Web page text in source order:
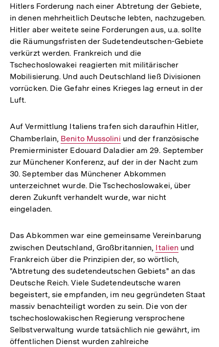
Hitlers Forderung nach einer Abtretung der Gebiete,
in denen mehrheitlich Deutsche lebten, nachzugeben.
Hitler aber weitete seine Forderungen aus, u.a. sollte
die Räumungsfristen der Sudetendeutschen-Gebiete
verkürzt werden. Frankreich und die
Tschechoslowakei reagierten mit militärischer
Mobilisierung. Und auch Deutschland ließ Divisionen
vorrücken. Die Gefahr eines Krieges lag erneut in der
Luft.
Auf Vermittlung Italiens trafen sich daraufhin Hitler,
Chamberlain, Interner
Link:
Benito Mussolini und der französische
Premierminister Edouard Daladier am 29. September
zur Münchener Konferenz, auf der in der Nacht zum
30. September das Münchener Abkommen
unterzeichnet wurde. Die Tschechoslowakei, über
deren Zukunft verhandelt wurde, war nicht
eingeladen.
Das Abkommen war eine gemeinsame Vereinbarung
zwischen Deutschland, Großbritannien, Interner
Link:
Italien und
Frankreich über die Prinzipien der, so wörtlich,
"Abtretung des sudetendeutschen Gebiets" an das
Deutsche Reich. Viele Sudetendeutsche waren
begeistert, sie empfanden, im neu gegründeten Staat
massiv benachteiligt worden zu sein. Die von der
tschechoslowakischen Regierung versprochene
Selbstverwaltung wurde tatsächlich nie gewährt, im
öffentlichen Dienst wurden zahlreiche